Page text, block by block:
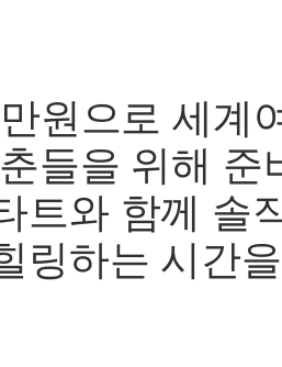
원으로 세계
들을 위해
트와 함께 솔
링하는 시간